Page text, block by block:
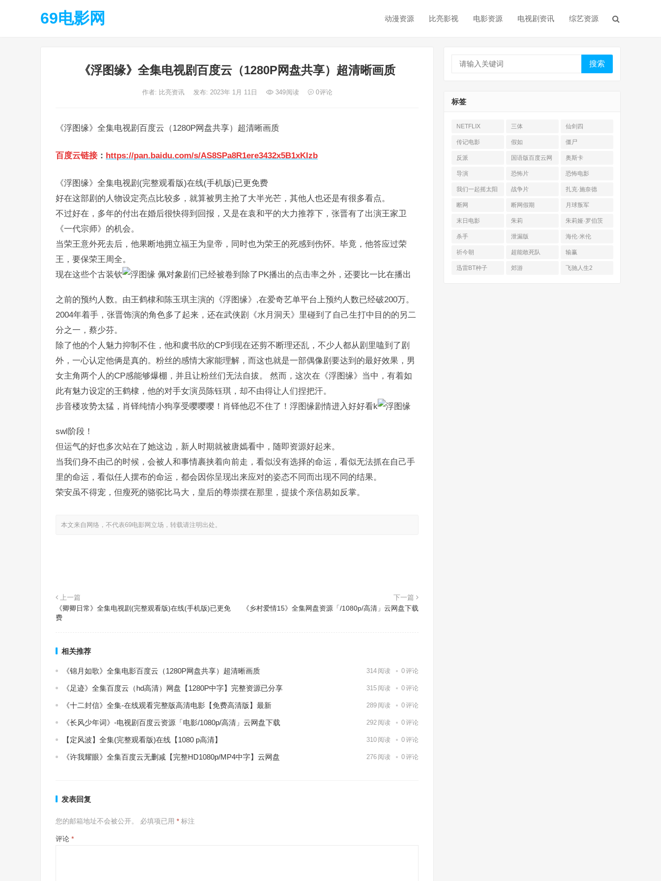
69电影网 动漫资源 比亮影视 电影资源 电视剧资讯 综艺资源
《浮图缘》全集电视剧百度云（1280P网盘共享）超清晰画质
作者: 比亮资讯 发布: 2023年 1月 11日 349阅读 0评论
《浮图缘》全集电视剧百度云（1280P网盘共享）超清晰画质
百度云链接 ： https://pan.baidu.com/s/AS8SPa8R1ere3432x5B1xKIzb
《浮图缘》全集电视剧(完整观看版)在线(手机版)已更免费
好在这部剧的人物设定亮点比较多，就算被男主抢了大半光芒，其他人也还是有很多看点。
不过好在，多年的付出在婚后很快得到回报，又是在袁和平的大力推荐下，张晋有了出演王家卫
《一代宗师》的机会。
当荣王意外死去后，他果断地拥立福王为皇帝，同时也为荣王的死感到伤怀。毕竟，他答应过荣
王，要保荣王周全。
现在这些个古装钦
佩对象剧们已经被卷到除了PK播出的点击率之外，还要比一比在播出
之前的预约人数。由王鹤棣和陈玉琪主演的《浮图缘》,在爱奇艺单平台上预约人数已经破200万。
2004年着手，张晋饰演的角色多了起来，还在武侠剧《水月洞天》里碰到了自己生打中目的的另二
分之一，蔡少芬。
除了他的个人魅力抑制不住，他和虞书欣的CP到现在还剪不断理还乱，不少人都从剧里嗑到了剧
外，一心认定他俩是真的。粉丝的感情大家能理解，而这也就是一部偶像剧要达到的最好效果，男
女主角两个人的CP感能够爆棚，并且让粉丝们无法自拔。 然而，这次在《浮图缘》当中，有着如
此有魅力设定的王鹤棣，他的对手女演员陈钰琪，却不由得让人们捏把汗。
步音楼攻势太猛，肖铎纯情小狗享受嘤嘤嘤！肖铎他忍不住了！浮图缘剧情进入好好看k
swl阶段！
但运气的好也多次站在了她这边，新人时期就被唐嫣看中，随即资源好起来。
当我们身不由己的时候，会被人和事情裹挟着向前走，看似没有选择的命运，看似无法抓在自己手
里的命运，看似任人摆布的命运，都会因你呈现出来应对的姿态不同而出现不同的结果。
荣安虽不得宠，但瘦死的骆驼比马大，皇后的尊崇摆在那里，提拔个亲信易如反掌。
本文来自网络，不代表69电影网立场，转载请注明出处。
上一篇
《卿卿日常》全集电视剧(完整观看版)在线(手机版)已更免
费
下一篇
《乡村爱情15》全集网盘资源「/1080p/高清」云网盘下载
相关推荐
《锦月如歌》全集电影百度云（1280P网盘共享）超清晰画质 314 阅读 0评论
《足迹》全集百度云（hd高清）网盘【1280P中字】完整资源已分享 315 阅读 0评论
《十二封信》全集-在线观看完整版高清电影【免费高清版】最新 289 阅读 0评论
《长风少年词》-电视剧百度云资源「电影/1080p/高清」云网盘下载 292 阅读 0评论
【定风波】全集(完整观看版)在线【1080 p高清】 310 阅读 0评论
《许我耀眼》全集百度云无删减【完整HD1080p/MP4中字】云网盘 276 阅读 0评论
发表回复
您的邮箱地址不会被公开。 必填项已用 * 标注
评论 *
搜索
标签
NETFLIX 三体 仙剑四
传记电影 假如 僵尸
反派
国语版百度云网
盘
奥斯卡
导演 恐怖片 恐怖电影
我们一起摇太阳 战争片 扎克·施奈德
断网 断网假期 月球叛军
末日电影 朱莉 朱莉娅·罗伯茨
杀手 泄漏版 海伦·米伦
祈今朝 超能敢死队 输赢
迅雷BT种子 郊游 飞驰人生2